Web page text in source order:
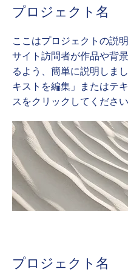
プロジェクト名
ここはプロジェクトの説明
サイト訪問者が作品や背
るよう、簡単に説明しま
キストを編集」またはテ
スをクリックしてください
プロジェクト名